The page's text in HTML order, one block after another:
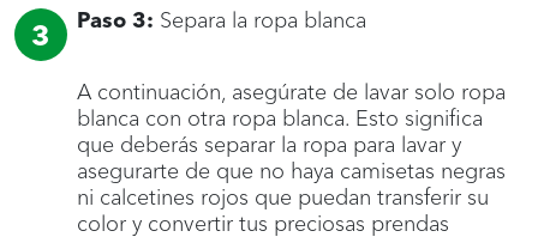
Paso 3: Separa la ropa blanca
A continuación, asegúrate de lavar solo ropa
blanca con otra ropa blanca. Esto significa
que deberás separar la ropa para lavar y
asegurarte de que no haya camisetas negras
ni calcetines rojos que puedan transferir su
color y convertir tus preciosas prendas